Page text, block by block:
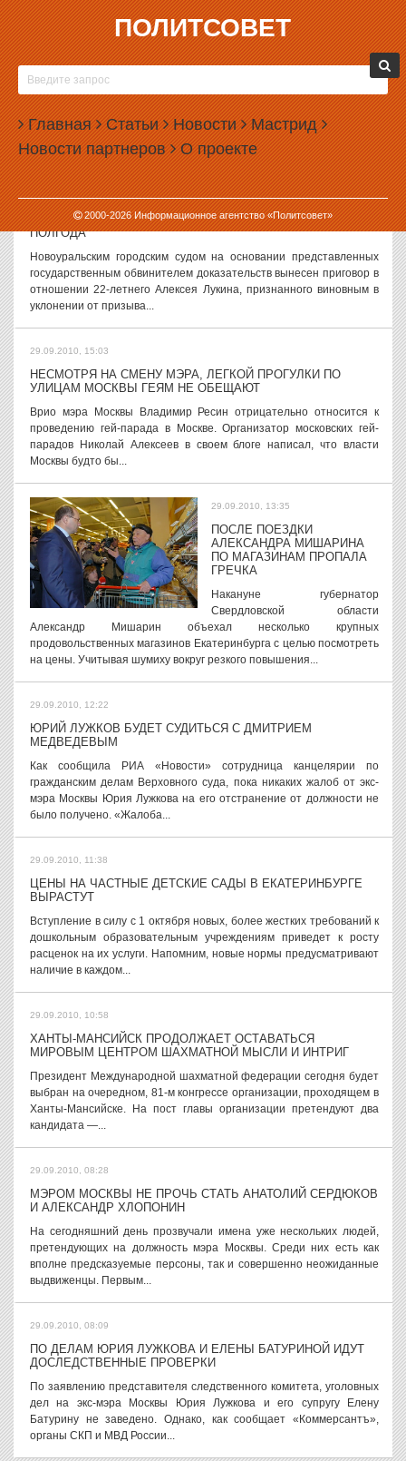
ПОЛИТСОВЕТ
Главная Статьи Новости Мастрид
Новости партнеров О проекте
2000-2026Информационное агентство «Политсовет»
29.09.2010, 16:29
ЮРИЙ ЛУЖКОВ МОЖЕТ СТАТЬ МЭРОМ СЕВАСТОПОЛЯ
Экс-мэр Москвы Юрий Лужков после своей отставки мог бы
возглавить горсовет Севастополя, говорит лидер общественного
движения «За Единую Русь» и севастопольский депутат Владимир
Тюнин. «Юрий Лужков...
29.09.2010, 15:09
НОВОУРАЛЬСКИЙ УКЛОНИСТ ЛИШЕН СВОБОДЫ НА
ПОЛГОДА
Новоуральским городским судом на основании представленных
государственным обвинителем доказательств вынесен приговор в
отношении 22-летнего Алексея Лукина, признанного виновным в
уклонении от призыва...
29.09.2010, 15:03
НЕСМОТРЯ НА СМЕНУ МЭРА, ЛЕГКОЙ ПРОГУЛКИ ПО
УЛИЦАМ МОСКВЫ ГЕЯМ НЕ ОБЕЩАЮТ
Врио мэра Москвы Владимир Ресин отрицательно относится к
проведению гей-парада в Москве. Организатор московских гей-
парадов Николай Алексеев в своем блоге написал, что власти
Москвы будто бы...
29.09.2010, 13:35
ПОСЛЕ ПОЕЗДКИ
АЛЕКСАНДРА МИШАРИНА
ПО МАГАЗИНАМ ПРОПАЛА
ГРЕЧКА
Накануне губернатор
Свердловской области
Александр Мишарин объехал несколько крупных
продовольственных магазинов Екатеринбурга с целью посмотреть
на цены. Учитывая шумиху вокруг резкого повышения...
29.09.2010, 12:22
ЮРИЙ ЛУЖКОВ БУДЕТ СУДИТЬСЯ С ДМИТРИЕМ
МЕДВЕДЕВЫМ
Как сообщила РИА «Новости» сотрудница канцелярии по
гражданским делам Верховного суда, пока никаких жалоб от экс-
мэра Москвы Юрия Лужкова на его отстранение от должности не
было получено. «Жалоба...
29.09.2010, 11:38
ЦЕНЫ НА ЧАСТНЫЕ ДЕТСКИЕ САДЫ В ЕКАТЕРИНБУРГЕ
ВЫРАСТУТ
Вступление в силу с 1 октября новых, более жестких требований к
дошкольным образовательным учреждениям приведет к росту
расценок на их услуги. Напомним, новые нормы предусматривают
наличие в каждом...
29.09.2010, 10:58
ХАНТЫ-МАНСИЙСК ПРОДОЛЖАЕТ ОСТАВАТЬСЯ
МИРОВЫМ ЦЕНТРОМ ШАХМАТНОЙ МЫСЛИ И ИНТРИГ
Президент Международной шахматной федерации сегодня будет
выбран на очередном, 81-м конгрессе организации, проходящем в
Ханты-Мансийске. На пост главы организации претендуют два
кандидата —...
29.09.2010, 08:28
МЭРОМ МОСКВЫ НЕ ПРОЧЬ СТАТЬ АНАТОЛИЙ СЕРДЮКОВ
И АЛЕКСАНДР ХЛОПОНИН
На сегодняшний день прозвучали имена уже нескольких людей,
претендующих на должность мэра Москвы. Среди них есть как
вполне предсказуемые персоны, так и совершенно неожиданные
выдвиженцы. Первым...
29.09.2010, 08:09
ПО ДЕЛАМ ЮРИЯ ЛУЖКОВА И ЕЛЕНЫ БАТУРИНОЙ ИДУТ
ДОСЛЕДСТВЕННЫЕ ПРОВЕРКИ
По заявлению представителя следственного комитета, уголовных
дел на экс-мэра Москвы Юрия Лужкова и его супругу Елену
Батурину не заведено. Однако, как сообщает «Коммерсантъ»,
органы СКП и МВД России...